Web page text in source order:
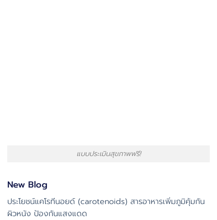
แบบประเมินสุขภาพฟรี!
New Blog
ประโยชน์แคโรทีนอยด์ (carotenoids) สารอาหารเพิ่มภูมิคุ้มกัน
ผิวหนัง ป้องกันแสงแดด